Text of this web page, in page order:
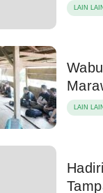
LAIN LAIN
LAIN LAIN